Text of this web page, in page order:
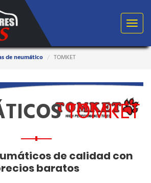
Toggle
de neumático TOMKET
TOMKET
de calidad con
baratos